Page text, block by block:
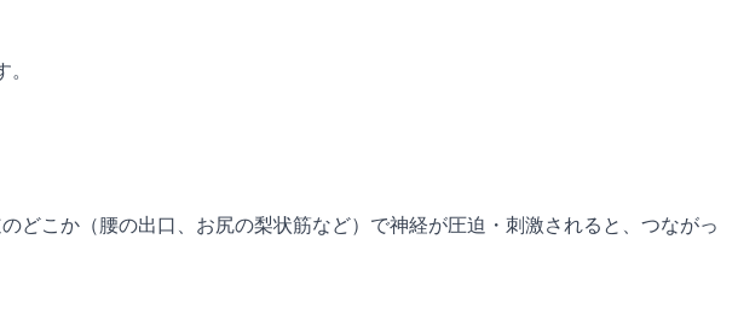
どこか（腰の出口、お尻の梨状筋など）で神経が圧迫・刺激されると、つながっ